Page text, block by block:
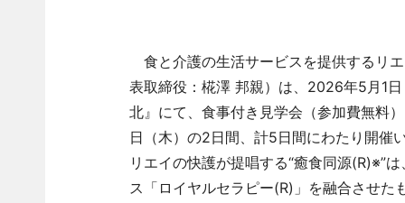
食と介護の生活サービスを提供するリ
表取締役：椛澤 邦親）は、2026年5月1
北』にて、食事付き見学会（参加費無料
日（木）の2日間、計5日間にわたり開催
リエイの快護が提唱する“癒食同源(R)※”
ス「ロイヤルセラピー(R)」を融合させた